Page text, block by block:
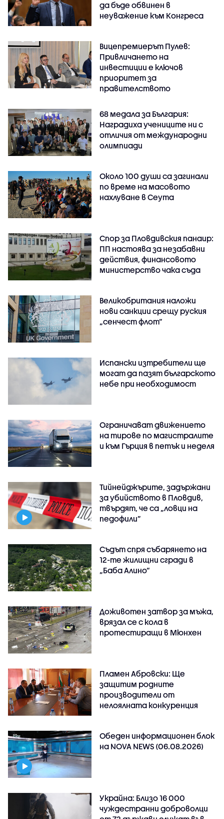
да бъде обвинен в
неуважение към Конгреса
Вицепремиерът Пулев:
Привличането на
инвестиции е ключов
приоритет за
правителството
68 медала за България:
Наградиха учениците ни с
отличия от международни
олимпиади
Около 100 души са загинали
по време на масовото
нахлуване в Сеута
Спор за Пловдивския панаир:
ПП настоява за незабавни
действия, финансовото
министерство чака съда
Великобритания наложи
нови санкции срещу руския
„сенчест флот“
Испански изтребители ще
могат да пазят българското
небе при необходимост
Ограничават движението
на тирове по магистралите
и към Гърция в петък и неделя
Тийнейджърите, задържани
за убийството в Пловдив,
твърдят, че са „ловци на
педофили”
Съдът спря събарянето на
12-те жилищни сгради в
„Баба Алино“
Доживотен затвор за мъжа,
врязал се с кола в
протестиращи в Мюнхен
Пламен Абровски: Ще
защитим родните
производители от
нелоялната конкуренция
Обеден информационен блок
на NOVA NEWS (06.08.2026)
Украйна: Близо 16 000
чуждестранни доброволци